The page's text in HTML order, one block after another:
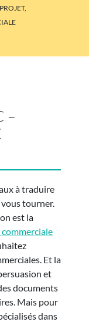
–
à traduire
tourner.
est la
Et la
et
documents
Mais pour
dans